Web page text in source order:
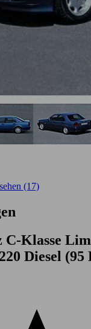
(17)
C-Klasse
Diesel (95